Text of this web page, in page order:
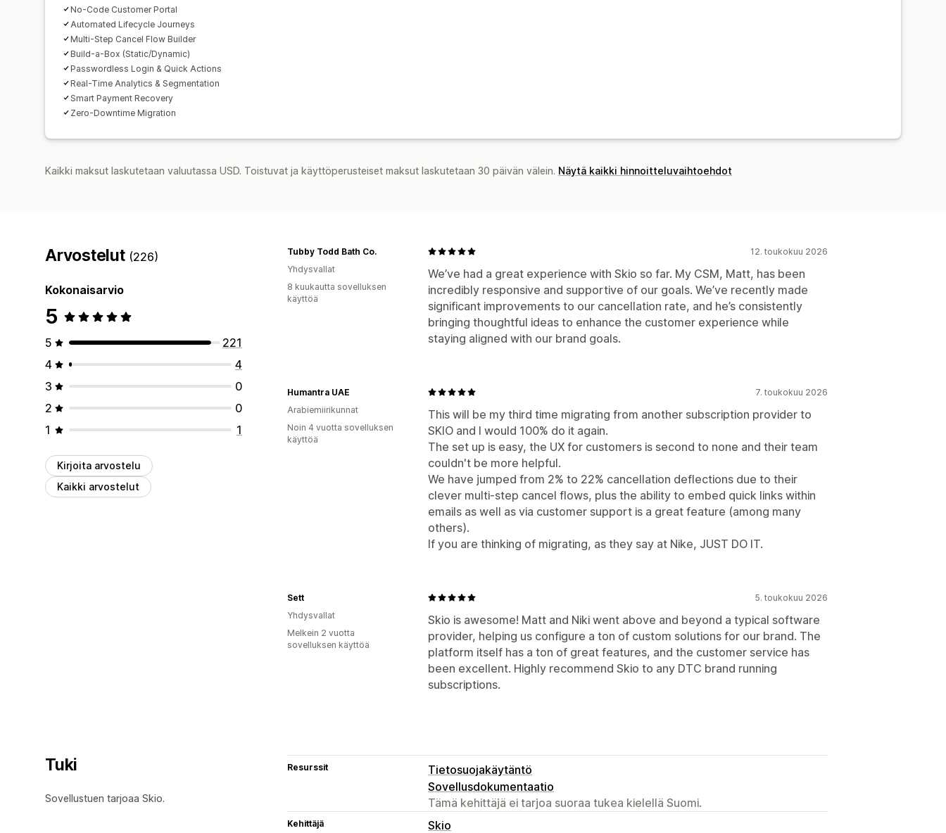
No-Code Customer Portal
Automated Lifecycle Journeys
Multi-Step Cancel Flow Builder
Build-a-Box (Static/Dynamic)
Passwordless Login & Quick Actions
Real-Time Analytics & Segmentation
Smart Payment Recovery
Zero-Downtime Migration
Kaikki maksut laskutetaan valuutassa USD. Toistuvat ja käyttöperusteiset maksut laskutetaan 30 päivän välein. Näytä kaikki hinnoitteluvaihtoehdot
Arvostelut (226)
Kokonaisarvio
5
5
221
4
4
3
0
2
0
1
1
Kirjoita arvostelu
Kaikki arvostelut
12. toukokuu 2026
We’ve had a great experience with Skio so far. My CSM, Matt, has been
incredibly responsive and supportive of our goals. We’ve recently made
significant improvements to our cancellation rate, and he’s consistently
bringing thoughtful ideas to enhance the customer experience while
staying aligned with our brand goals.
Tubby Todd Bath Co.
Yhdysvallat
8 kuukautta sovelluksen
käyttöä
7. toukokuu 2026
This will be my third time migrating from another subscription provider to
SKIO and I would 100% do it again.
The set up is easy, the UX for customers is second to none and their team
couldn't be more helpful.
We have jumped from 2% to 22% cancellation deflections due to their
clever multi-step cancel flows, plus the ability to embed quick links within
emails as well as via customer support is a great feature (among many
others).
If you are thinking of migrating, as they say at Nike, JUST DO IT.
Humantra UAE
Arabiemiirikunnat
Noin 4 vuotta sovelluksen
käyttöä
5. toukokuu 2026
Skio is awesome! Matt and Niki went above and beyond a typical software
provider, helping us configure a ton of custom solutions for our brand. The
platform itself has a ton of great features, and the customer service has
been excellent. Highly recommend Skio to any DTC brand running
subscriptions.
Sett
Yhdysvallat
Melkein 2 vuotta
sovelluksen käyttöä
Tuki
Sovellustuen tarjoaa Skio.
Resurssit
Tietosuojakäytäntö
Sovellusdokumentaatio
Tämä kehittäjä ei tarjoa suoraa tukea kielellä Suomi.
Kehittäjä
Skio